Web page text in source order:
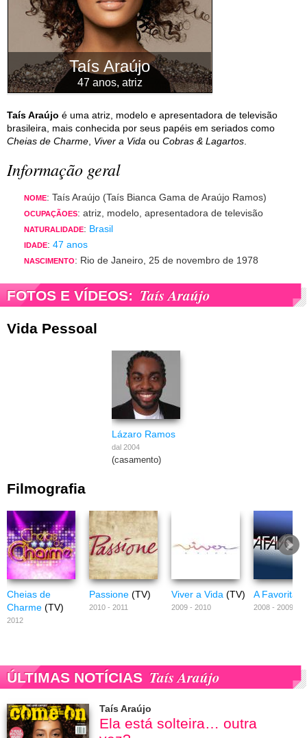
Taís Araújo
47 anos, atriz
Taís Araújo é uma atriz, modelo e apresentadora de televisão
brasileira, mais conhecida por seus papéis em seriados como
Cheias de Charme Viver a Vida ou Cobras & Lagartos
Informação geral
NOME: Taís Araújo (Taís Bianca Gama de Araújo Ramos)
OCUPAÇÃOES: atriz, modelo, apresentadora de televisão
NATURALIDADE: Brasil
IDADE: 47 anos
NASCIMENTO: Rio de Janeiro, 25 de novembro de 1978
FOTOS E VÍDEOS: Taís Araújo
Vida Pessoal
Lázaro Ramos
dal 2004
(casamento)
Filmografia
Cheias de
Charme (TV)
2012
Passione (TV)
2010 - 2011
Viver a Vida (TV)
2009 - 2010
A Favorita
2008 - 2009
ÚLTIMAS NOTÍCIAS Taís Araújo
Taís Araújo
Ela está solteira… outra